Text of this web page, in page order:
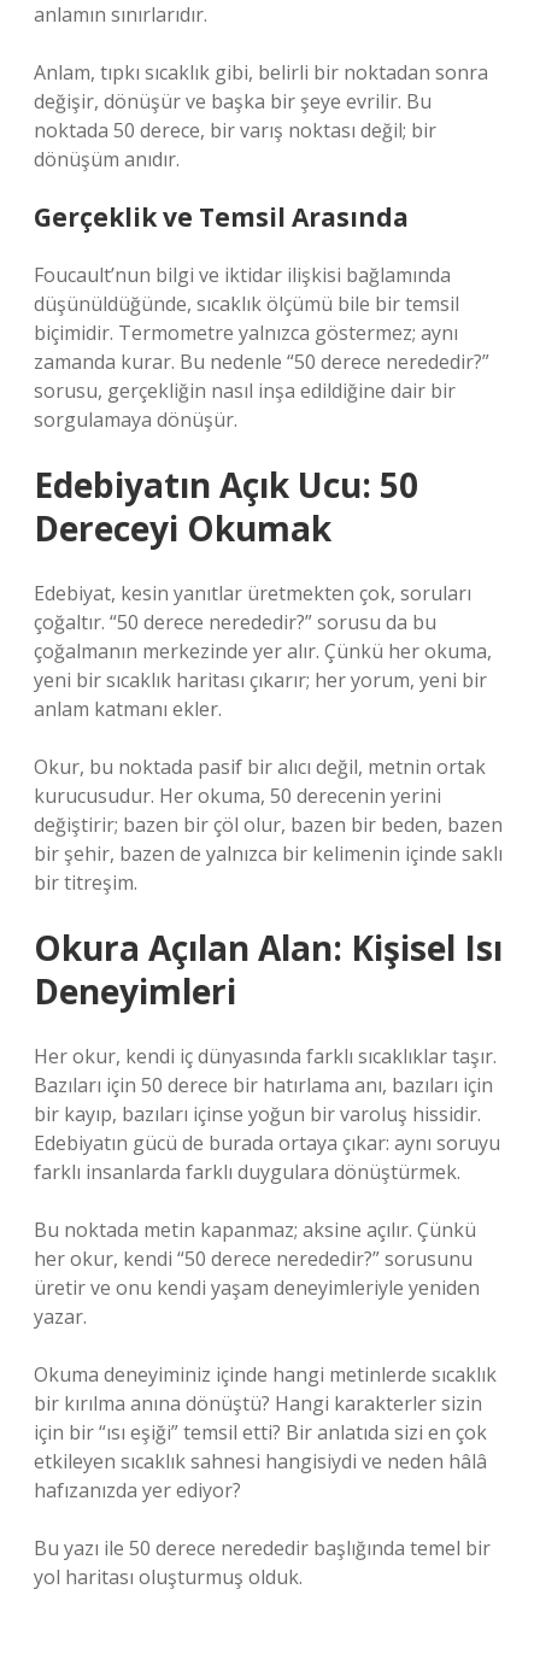
anlamın sınırlarıdır.
Anlam, tıpkı sıcaklık gibi, belirli bir noktadan sonra
değişir, dönüşür ve başka bir şeye evrilir. Bu
noktada 50 derece, bir varış noktası değil; bir
dönüşüm anıdır.
Gerçeklik ve Temsil Arasında
Foucault’nun bilgi ve iktidar ilişkisi bağlamında
düşünüldüğünde, sıcaklık ölçümü bile bir temsil
biçimidir. Termometre yalnızca göstermez; aynı
zamanda kurar. Bu nedenle “50 derece nerededir?”
sorusu, gerçekliğin nasıl inşa edildiğine dair bir
sorgulamaya dönüşür.
Edebiyatın Açık Ucu: 50
Dereceyi Okumak
Edebiyat, kesin yanıtlar üretmekten çok, soruları
çoğaltır. “50 derece nerededir?” sorusu da bu
çoğalmanın merkezinde yer alır. Çünkü her okuma,
yeni bir sıcaklık haritası çıkarır; her yorum, yeni bir
anlam katmanı ekler.
Okur, bu noktada pasif bir alıcı değil, metnin ortak
kurucusudur. Her okuma, 50 derecenin yerini
değiştirir; bazen bir çöl olur, bazen bir beden, bazen
bir şehir, bazen de yalnızca bir kelimenin içinde saklı
bir titreşim.
Okura Açılan Alan: Kişisel Isı
Deneyimleri
Her okur, kendi iç dünyasında farklı sıcaklıklar taşır.
Bazıları için 50 derece bir hatırlama anı, bazıları için
bir kayıp, bazıları içinse yoğun bir varoluş hissidir.
Edebiyatın gücü de burada ortaya çıkar: aynı soruyu
farklı insanlarda farklı duygulara dönüştürmek.
Bu noktada metin kapanmaz; aksine açılır. Çünkü
her okur, kendi “50 derece nerededir?” sorusunu
üretir ve onu kendi yaşam deneyimleriyle yeniden
yazar.
Okuma deneyiminiz içinde hangi metinlerde sıcaklık
bir kırılma anına dönüştü? Hangi karakterler sizin
için bir “ısı eşiği” temsil etti? Bir anlatıda sizi en çok
etkileyen sıcaklık sahnesi hangisiydi ve neden hâlâ
hafızanızda yer ediyor?
Bu yazı ile 50 derece nerededir başlığında temel bir
yol haritası oluşturmuş olduk.